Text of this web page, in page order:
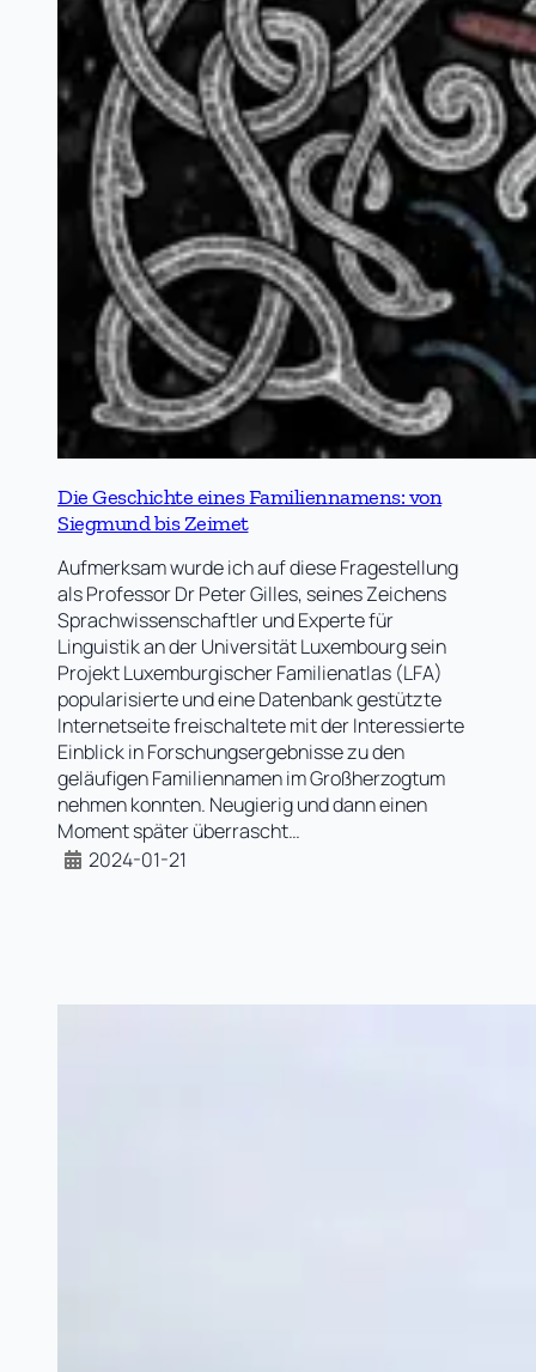
Die Geschichte eines Familiennamens: von
Siegmund bis Zeimet
Aufmerksam wurde ich auf diese Fragestellung
als Professor Dr Peter Gilles, seines Zeichens
Sprachwissenschaftler und Experte für
Linguistik an der Universität Luxembourg sein
Projekt Luxemburgischer Familienatlas (LFA)
popularisierte und eine Datenbank gestützte
Internetseite freischaltete mit der Interessierte
Einblick in Forschungsergebnisse zu den
geläufigen Familiennamen im Großherzogtum
nehmen konnten. Neugierig und dann einen
Moment später überrascht…
2024-01-21